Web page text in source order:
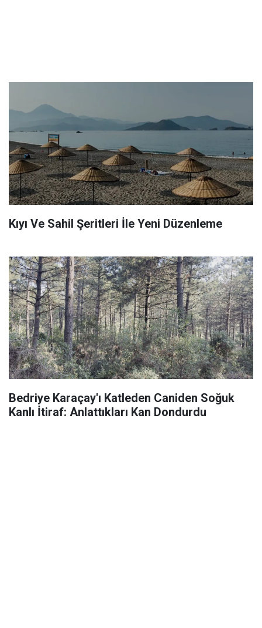
Kıyı Ve Sahil Şeritleri İle Yeni Düzenleme
Bedriye Karaçay'ı Katleden Caniden Soğuk
Kanlı İtiraf: Anlattıkları Kan Dondurdu